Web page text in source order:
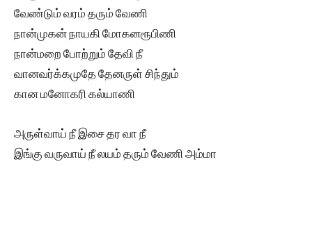
வேண்டும் வரம் தரும் வேணி
நான்முகன் நாயகி மோகனரூபிணி
நான்மறை போற்றும் தேவி நீ
வானவர்க்கமுதே தேனருள் சிந்தும்
கான மனோகரி கல்யாணி
அருள்வாய் நீ இசை தர வா நீ
இங்கு வருவாய் நீ லயம் தரும் வேணி அம்மா